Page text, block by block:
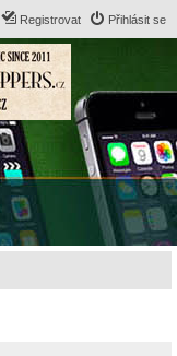
Přihlásit se
Registrovat